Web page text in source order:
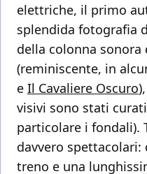
elettriche, il primo
splendida fotografia
della colonna sonora
(reminiscente, in
e Il Cavaliere Oscuro
visivi sono stati
particolare i fondali).
davvero
treno e una